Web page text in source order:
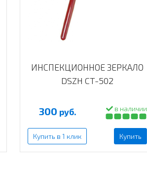
ИНСПЕКЦИОННОЕ ЗЕРКАЛО
DSZH CT-502
300 руб. в наличии
Купить в 1 клик Купить